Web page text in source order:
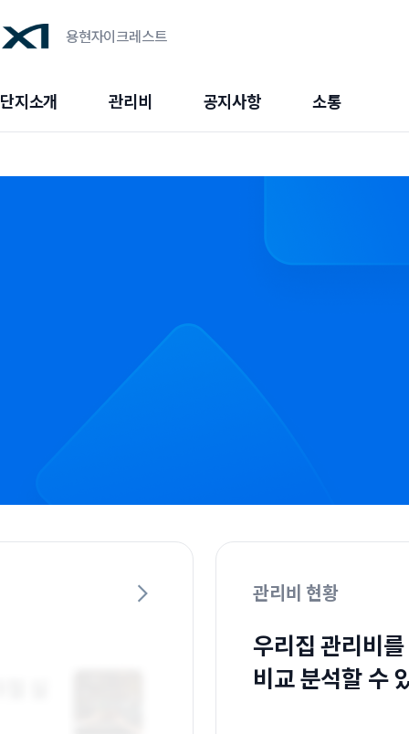
용현자이크레스트
단지소개 관리비 공지사항 소통
관리비 현황
우리집 관리비
비교 분석할 수